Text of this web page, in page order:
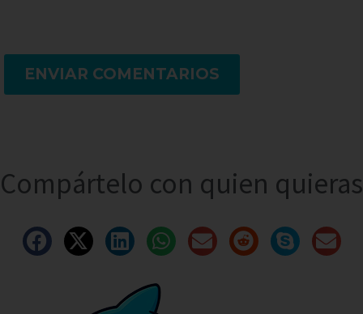
ENVIAR COMENTARIOS
Compártelo con quien quieras